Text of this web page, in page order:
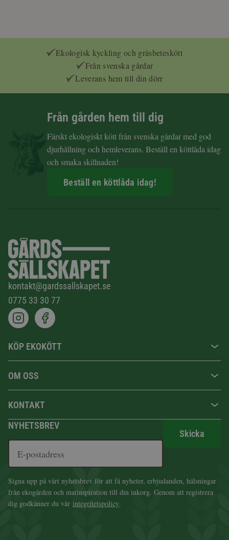
Ekologisk kyckling och gräsbeteskött
Från svenska gårdar
Leverans hem till din dörr
Från gården hem till dig
Färskt ekologiskt kött från svenska gårdar med god
djurhållning och hemleverans. Beställ en köttlåda idag
och smaka skillnaden!
Beställ en köttlåda idag!
kontakt@gardssallskapet.se
0775 33 30 77
KÖP EKOKÖTT
OM OSS
KONTAKT
NYHETSBREV
Skicka
Signa upp på vårt nyhetsbrev för att få nyheter, erbjudanden, hälsningar
från ekogården och matinspiration till din inkorg. Genom att registrera
dig godkänner du vår integritetspolicy.